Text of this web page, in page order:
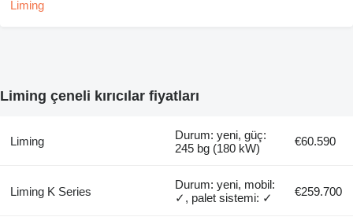
Liming çeneli kırıcılar fiyatları
Liming
Durum: yeni, güç:
245 bg (180 kW)
€60.590
Liming K Series
Durum: yeni, mobil:
✓, palet sistemi: ✓
€259.700